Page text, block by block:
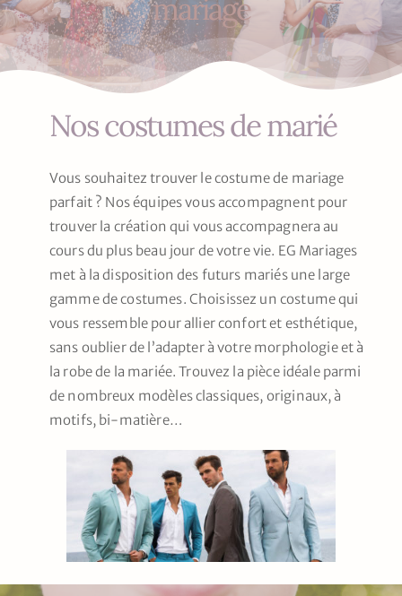
Le blog d’Eloïse
Notre boutique – Notre histoire
Prenez RDV
mariage
Nos costumes de marié
Vous souhaitez trouver le costume de mariage
parfait ? Nos équipes vous accompagnent pour
trouver la création qui vous accompagnera au
cours du plus beau jour de votre vie. EG Mariages
met à la disposition des futurs mariés une large
gamme de costumes. Choisissez un costume qui
vous ressemble pour allier confort et esthétique,
sans oublier de l’adapter à votre morphologie et à
la robe de la mariée. Trouvez la pièce idéale parmi
de nombreux modèles classiques, originaux, à
motifs, bi-matière…